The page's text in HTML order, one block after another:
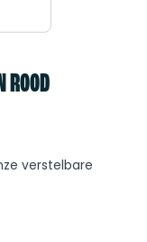
ROOD
verstelbare